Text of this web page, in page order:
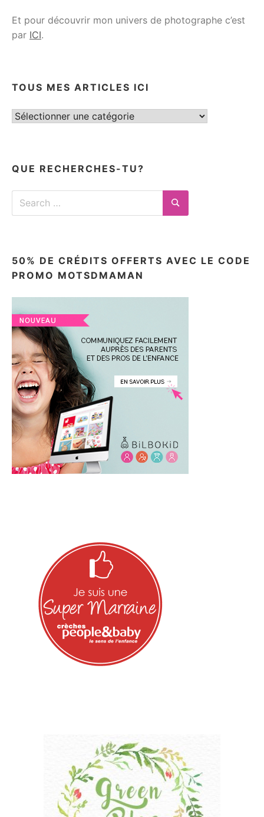
Et pour découvrir mon univers de photographe c’est
par ICI.
TOUS MES ARTICLES ICI
Tous
QUE RECHERCHES-TU?
Search
Search
50% DE CRÉDITS OFFERTS AVEC LE CODE
PROMO MOTSDMAMAN